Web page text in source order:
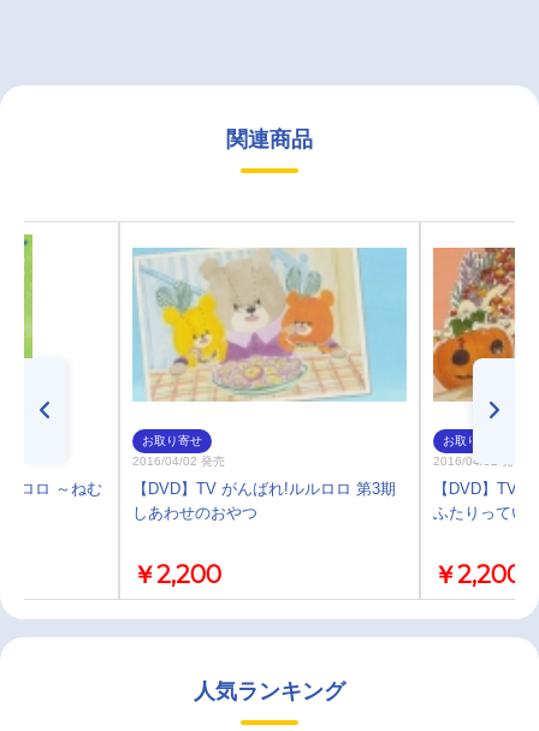
関連商品
ロロ ～ねむ
お取り寄せ
2016/04/02 発売
【DVD】TV がんばれ!ルルロロ 第3期
しあわせのおやつ
￥2,200
お取り寄せ
2016/04/02 発売
【DVD】TV
ふたりってい
￥2,200
人気ランキング